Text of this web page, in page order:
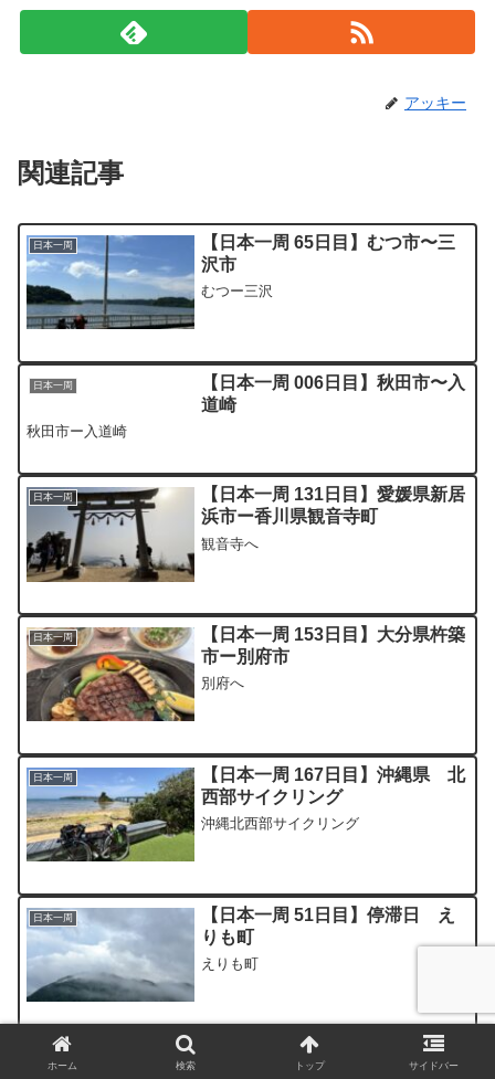
アッキー
関連記事
日本一周
【日本一周 65日目】むつ市〜三
沢市
むつー三沢
日本一周
【日本一周 006日目】秋田市〜入
道崎
秋田市ー入道崎
日本一周
【日本一周 131日目】愛媛県新居
浜市ー香川県観音寺町
観音寺へ
日本一周
【日本一周 153日目】大分県杵築
市ー別府市
別府へ
日本一周
【日本一周 167日目】沖縄県 北
西部サイクリング
沖縄北西部サイクリング
日本一周
【日本一周 51日目】停滞日 え
りも町
えりも町
ホーム 検索 トップ サイドバー